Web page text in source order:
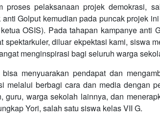
proses pelaksanaan projek demokrasi,
anti Golput kemudian pada puncak projek
OSIS). Pada tahapan kampanye anti
spektarkuler, diluar ekpektasi kami, siswa
menginspirasi bagi seluruh warga
bisa menyuarakan pendapat dan
melalui berbagi cara dan media dengan
guru, warga sekolah lainnya, dan
Yori, salah satu siswa kelas VII G.